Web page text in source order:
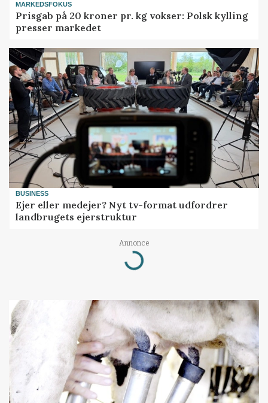
MARKEDSFOKUS
Prisgab på 20 kroner pr. kg vokser: Polsk kylling
presser markedet
BUSINESS
Ejer eller medejer? Nyt tv-format udfordrer
landbrugets ejerstruktur
Annonce
Loading...